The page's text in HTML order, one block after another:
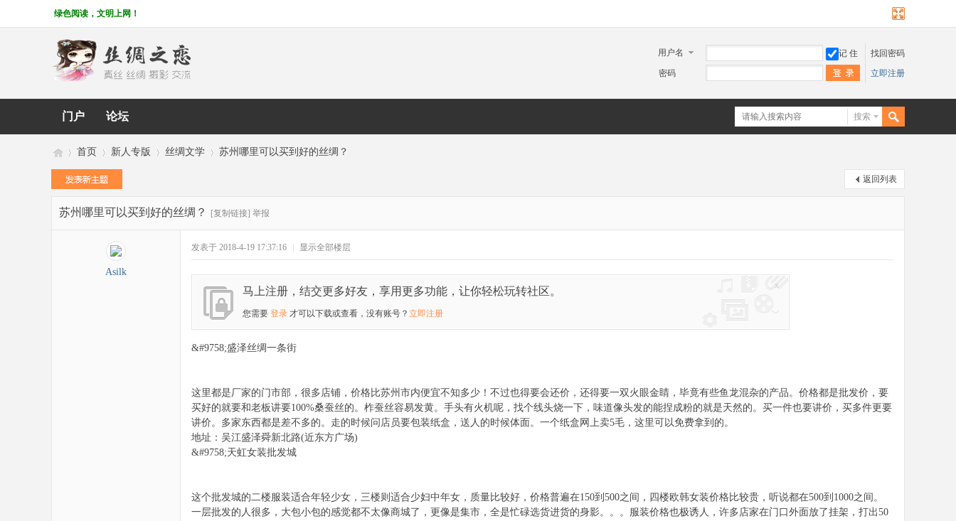
绿色阅读，文明上网！
用户名 记 住
找回密码
密码
立即注册
搜索
门户 论坛
丝»
首页
›
新人专版
›
丝绸文学 苏州哪里可以买到好的丝绸？
返回列表
苏州哪里可以买到好的丝绸？ [复制链接] 举报
Asilk
发表于 2018-4-19 17:37:16 显示全部楼层
马上注册，结交更多好友，享用更多功能，让你轻松玩转社区。
您需要 登录 才可以下载或查看，没有账号？ 立即注册
x
&#9758;盛泽丝绸一条街
这里都是厂家的门市部，很多店铺，价格比苏州市内便宜不知多少！不过也得要会还价，还得要一双火眼金睛，毕竟有些鱼龙混杂的产品。价格都是批发价，要
买好的就要和老板讲要100%桑蚕丝的。柞蚕丝容易发黄。手头有火机呢，找个线头烧一下，味道像头发的能捏成粉的就是天然的。买一件也要讲价，买多件更要
讲价。多家东西都是差不多的。走的时候问店员要包装纸盒，送人的时候体面。一个纸盒网上卖5毛，这里可以免费拿到的。
地址：吴江盛泽舜新北路(近东方广场)
&#9758;天虹女装批发城
这个批发城的二楼服装适合年轻少女，三楼则适合少妇中年女，质量比较好，价格普遍在150到500之间，四楼欧韩女装价格比较贵，听说都在500到1000之间。
一层批发的人很多，大包小包的感觉都不太像商城了，更像是集市，全是忙碌选货进货的身影。。。服装价格也极诱人，许多店家在门口外面放了挂架，打出50